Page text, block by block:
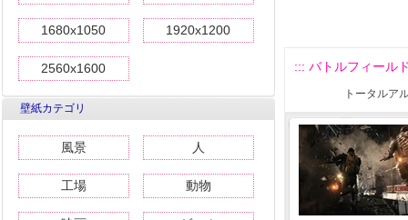
1680x1050 1920x1200
2560x1600
壁紙カテゴリ
風景 人
工場 動物
::: バトルフィール
トータルア